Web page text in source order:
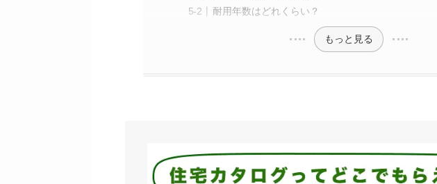
耐用年数はどれくらい？
もっと見る